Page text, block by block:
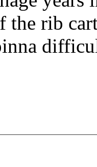
rib